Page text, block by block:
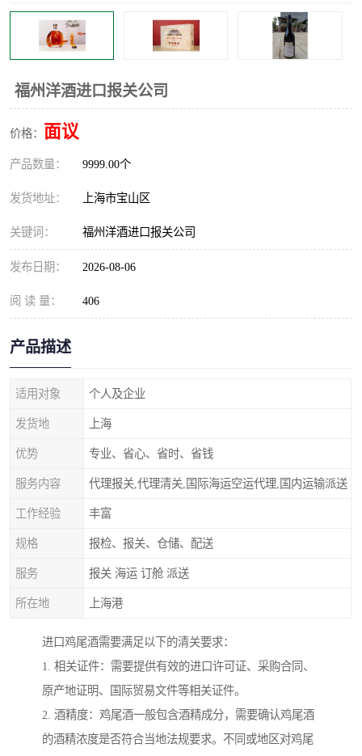
福州洋酒进口报关公司
价格： 面议
产品数量： 9999.00个
发货地址： 上海市宝山区
关键词： 福州洋酒进口报关公司
发布日期： 2026-08-06
阅 读 量： 406
产品描述
适用对象 个人及企业
发货地 上海
优势 专业、省心、省时、省钱
服务内容 代理报关,代理清关,国际海运空运代理,国内运输派送
工作经验 丰富
规格 报检、报关、仓储、配送
服务 报关 海运 订舱 派送
所在地 上海港
进口鸡尾酒需要满足以下的清关要求：
1. 相关证件：需要提供有效的进口许可证、采购合同、
原产地证明、国际贸易文件等相关证件。
2. 酒精度：鸡尾酒一般包含酒精成分，需要确认鸡尾酒
的酒精浓度是否符合当地法规要求。不同或地区对鸡尾